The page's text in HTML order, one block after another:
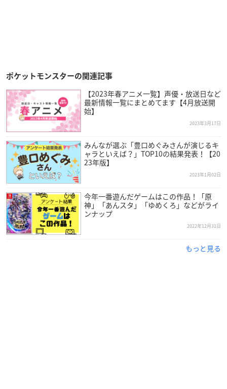
ポケットモンスターの関連記事
【2023年春アニメ一覧】声優・放送日など
最新情報一覧にまとめてます【4月放送開
始】
2023年3月17日
みんなが選ぶ「豊口めぐみさんが演じるキ
ャラといえば？」TOP10の結果発表！【20
23年版】
2023年1月02日
今年一番遊んだゲームはこの作品！「原
神」「あんスタ」「ゆめくろ」などがライ
ンナップ
2022年12月31日
もっと見る